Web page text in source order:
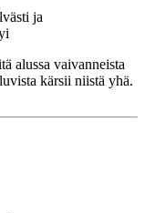
ja
alussa vaivanneista
kärsii niistä yhä.